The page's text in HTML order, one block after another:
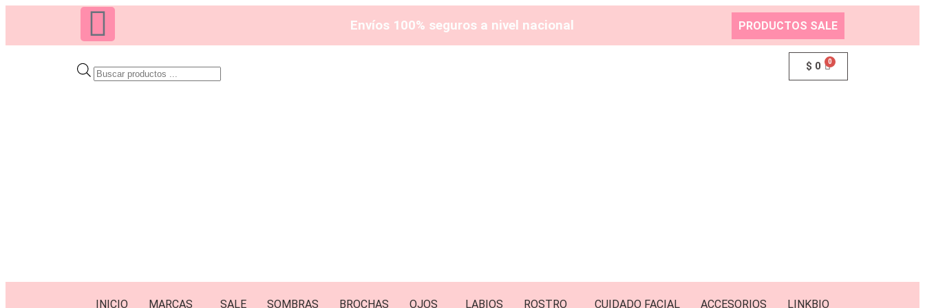
Envíos 100% seguros a nivel nacional PRODUCTOS SALE
$ 0
INICIO MARCAS SALE SOMBRAS BROCHAS OJOS LABIOS ROSTRO CUIDADO FACIAL ACCESORIOS LINKBIO